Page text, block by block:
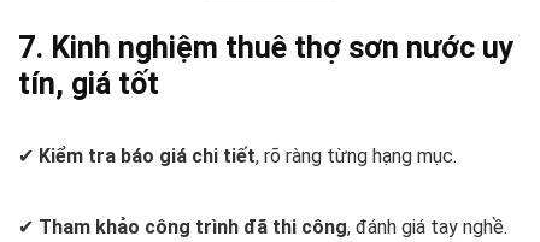
7. Kinh nghiệm thuê thợ sơn nước uy
tín, giá tốt
✔ Kiểm tra báo giá chi tiết, rõ ràng từng hạng mục.
✔ Tham khảo công trình đã thi công, đánh giá tay nghề.